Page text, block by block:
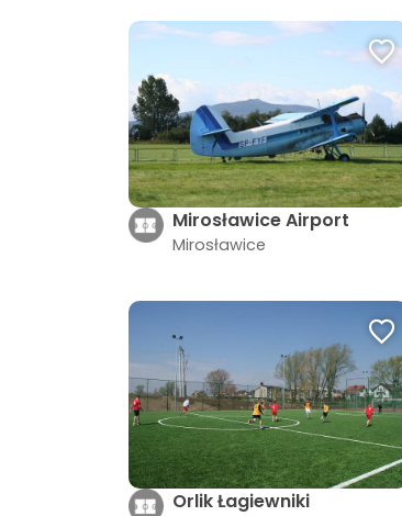
Mirosławice Airport
Mirosławice
Orlik Łagiewniki